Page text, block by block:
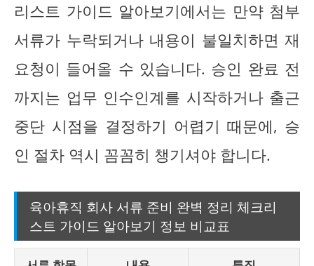
리스트 가이드 알아보기에서는 만약 첨부
서류가 누락되거나 내용이 불일치하면 재
요청이 들어올 수 있습니다. 승인 완료 전
까지는 업무 인수인계를 시작하거나 출근
중단 시점을 결정하기 어렵기 때문에, 승
인 절차 역시 꼼꼼히 챙기셔야 합니다.
육아휴직 회사 서류 준비 완벽 정리 체크리
스트 가이드 알아보기 정보 비교표